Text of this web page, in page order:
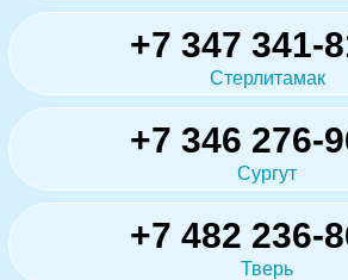
+7 347 341-
Стерлитамак
+7 346 276-
Сургут
+7 482 236-
Тверь